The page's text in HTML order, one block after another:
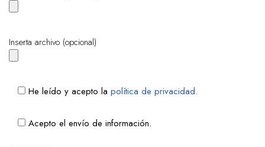
Inserta archivo (opcional)
He leído y acepto la política de privacidad.
Acepto el envío de información.